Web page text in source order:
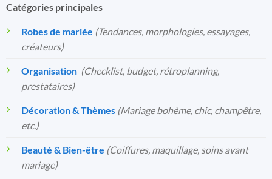
Catégories principales
Robes de mariée (Tendances, morphologies, essayages,
créateurs)
Organisation️ (Checklist, budget, rétroplanning,
prestataires)
Décoration & Thèmes (Mariage bohème, chic, champêtre,
etc.)
Beauté & Bien-être (Coiffures, maquillage, soins avant
mariage)